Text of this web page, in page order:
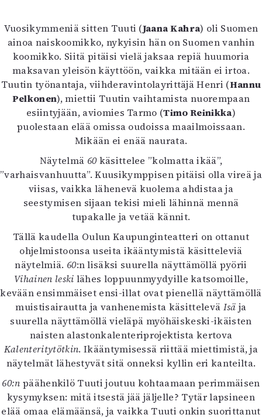
In English
Esitystaide
Arkisto
Lehdet
4/2026
2–3/2026
1/2026
5/2025 saame
5/2025
Lehtiarkisto
Info
Tilaus ja irtonumerot
Yhteistyössä
Toimitus
Mediatiedot
Kaltio ry
Vuosikymmeniä sitten Tuuti (Jaana Kahra) oli Suomen
ainoa naiskoomikko, nykyisin hän on Suomen vanhin
koomikko. Siitä pitäisi vielä jaksaa repiä huumoria
maksavan yleisön käyttöön, vaikka mitään ei irtoa.
Tuutin työnantaja, viihderavintolayrittäjä Henri (Hannu
Pelkonen), miettii Tuutin vaihtamista nuorempaan
esiintyjään, aviomies Tarmo (Timo Reinikka)
puolestaan elää omissa oudoissa maailmoissaan.
Mikään ei enää naurata.
Näytelmä 60käsittelee ”kolmatta ikää”,
”varhaisvanhuutta”. Kuusikymppisen pitäisi olla vireä ja
viisas, vaikka lähenevä kuolema ahdistaa ja
seestymisen sijaan tekisi mieli lähinnä mennä
tupakalle ja vetää kännit.
Tällä kaudella Oulun Kaupunginteatteri on ottanut
ohjelmistoonsa useita ikääntymistä käsitteleviä
näytelmiä. 60:n lisäksi suurella näyttämöllä pyörii
Vihainen leski lähes loppuunmyydyille katsomoille,
kevään ensimmäiset ensi-illat ovat pienellä näyttämöllä
muistisairautta ja vanhenemista käsittelevä Isä ja
suurella näyttämöllä vieläpä myöhäiskeski-ikäisten
naisten alastonkalenteriprojektista kertova
Kalenteritytötkin. Ikääntymisessä riittää miettimistä, ja
näytelmät lähestyvät sitä onneksi kyllin eri kanteilta.
60:n päähenkilö Tuuti joutuu kohtaamaan perimmäisen
kysymyksen: mitä itsestä jää jäljelle? Tytär lapsineen
elää omaa elämäänsä, ja vaikka Tuuti onkin suorittanut